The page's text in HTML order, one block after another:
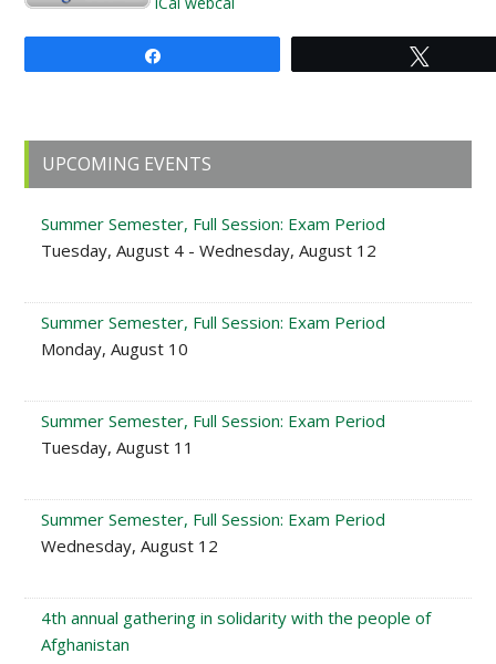
Primary
Sidebar
UPCOMING EVENTS
Summer Semester, Full Session: Exam Period
Tuesday, August 4 - Wednesday, August 12
Summer Semester, Full Session: Exam Period
Monday, August 10
Summer Semester, Full Session: Exam Period
Tuesday, August 11
Summer Semester, Full Session: Exam Period
Wednesday, August 12
4th annual gathering in solidarity with the people of
Afghanistan